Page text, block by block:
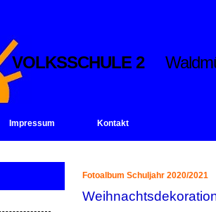
VOLKSSCHULE 2
Impressum Kontakt
Fotoalbum Schuljahr 2020/2021